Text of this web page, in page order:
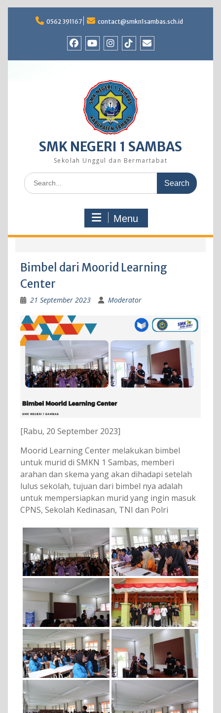
0562 391167 contact@smkn1sambas.sch.id
SMK NEGERI 1 SAMBAS
Sekolah Unggul dan Bermartabat
Search
for:
Menu
Bimbel dari Moorid Learning
Center
21 September 2023 Moderator
[Rabu, 20 September 2023]
Moorid Learning Center melakukan bimbel
untuk murid di SMKN 1 Sambas, memberi
arahan dan skema yang akan dihadapi setelah
lulus sekolah, tujuan dari bimbel nya adalah
untuk mempersiapkan murid yang ingin masuk
CPNS, Sekolah Kedinasan, TNI dan Polri